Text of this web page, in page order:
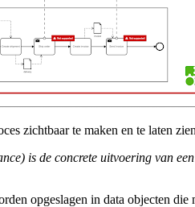
zichtbaar te maken en te laten
is de concrete uitvoering van
opgeslagen in data objecten